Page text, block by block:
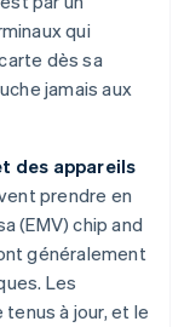
qui
dès sa
jamais aux
des appareils
prendre en
(EMV) chip and
généralement
Les
à jour, et le